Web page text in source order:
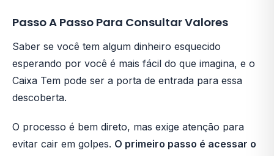
Passo A Passo Para Consultar Valores
Saber se você tem algum dinheiro esquecido
esperando por você é mais fácil do que imagina, e o
Caixa Tem pode ser a porta de entrada para essa
descoberta.
O processo é bem direto, mas exige atenção para
evitar cair em golpes. O primeiro passo é acessar o